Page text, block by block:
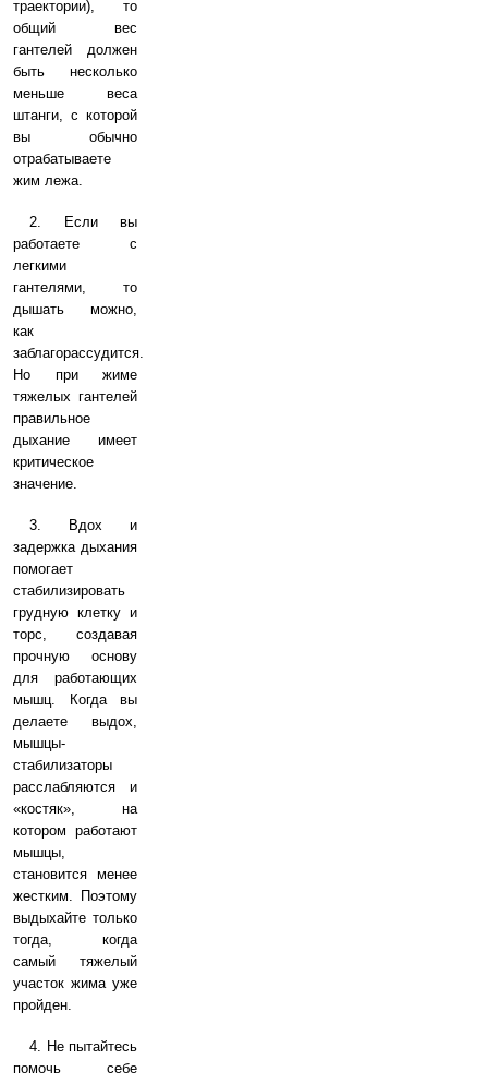
траектории), то
общий вес
гантелей должен
быть несколько
меньше веса
штанги, с которой
вы обычно
отрабатываете
жим лежа.
2. Если вы
работаете с
легкими
гантелями, то
дышать можно,
как
заблагорассудится.
Но при жиме
тяжелых гантелей
правильное
дыхание имеет
критическое
значение.
3. Вдох и
задержка дыхания
помогает
стабилизировать
грудную клетку и
торс, создавая
прочную основу
для работающих
мышц. Когда вы
делаете выдох,
мышцы-
стабилизаторы
расслабляются и
«костяк», на
котором работают
мышцы,
становится менее
жестким. Поэтому
выдыхайте только
тогда, когда
самый тяжелый
участок жима уже
пройден.
4. Не пытайтесь
помочь себе